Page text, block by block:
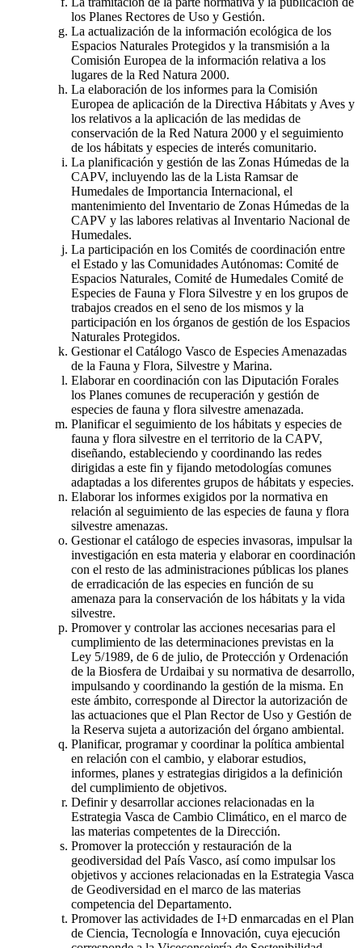
los Planes Rectores de Uso y Gestión.
La actualización de la información ecológica de los
Espacios Naturales Protegidos y la transmisión a la
Comisión Europea de la información relativa a los
lugares de la Red Natura 2000.
La elaboración de los informes para la Comisión
Europea de aplicación de la Directiva Hábitats y Aves y
los relativos a la aplicación de las medidas de
conservación de la Red Natura 2000 y el seguimiento
de los hábitats y especies de interés comunitario.
La planificación y gestión de las Zonas Húmedas de la
CAPV, incluyendo las de la Lista Ramsar de
Humedales de Importancia Internacional, el
mantenimiento del Inventario de Zonas Húmedas de la
CAPV y las labores relativas al Inventario Nacional de
Humedales.
La participación en los Comités de coordinación entre
el Estado y las Comunidades Autónomas: Comité de
Espacios Naturales, Comité de Humedales Comité de
Especies de Fauna y Flora Silvestre y en los grupos de
trabajos creados en el seno de los mismos y la
participación en los órganos de gestión de los Espacios
Naturales Protegidos.
Gestionar el Catálogo Vasco de Especies Amenazadas
de la Fauna y Flora, Silvestre y Marina.
Elaborar en coordinación con las Diputación Forales
los Planes comunes de recuperación y gestión de
especies de fauna y flora silvestre amenazada.
Planificar el seguimiento de los hábitats y especies de
fauna y flora silvestre en el territorio de la CAPV,
diseñando, estableciendo y coordinando las redes
dirigidas a este fin y fijando metodologías comunes
adaptadas a los diferentes grupos de hábitats y especies.
Elaborar los informes exigidos por la normativa en
relación al seguimiento de las especies de fauna y flora
silvestre amenazas.
Gestionar el catálogo de especies invasoras, impulsar la
investigación en esta materia y elaborar en coordinación
con el resto de las administraciones públicas los planes
de erradicación de las especies en función de su
amenaza para la conservación de los hábitats y la vida
silvestre.
Promover y controlar las acciones necesarias para el
cumplimiento de las determinaciones previstas en la
Ley 5/1989, de 6 de julio, de Protección y Ordenación
de la Biosfera de Urdaibai y su normativa de desarrollo,
impulsando y coordinando la gestión de la misma. En
este ámbito, corresponde al Director la autorización de
las actuaciones que el Plan Rector de Uso y Gestión de
la Reserva sujeta a autorización del órgano ambiental.
Planificar, programar y coordinar la política ambiental
en relación con el cambio, y elaborar estudios,
informes, planes y estrategias dirigidos a la definición
del cumplimiento de objetivos.
Definir y desarrollar acciones relacionadas en la
Estrategia Vasca de Cambio Climático, en el marco de
las materias competentes de la Dirección.
Promover la protección y restauración de la
geodiversidad del País Vasco, así como impulsar los
objetivos y acciones relacionadas en la Estrategia Vasca
de Geodiversidad en el marco de las materias
competencia del Departamento.
Promover las actividades de I+D enmarcadas en el Plan
de Ciencia, Tecnología e Innovación, cuya ejecución